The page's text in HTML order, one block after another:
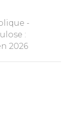
-
:
2026